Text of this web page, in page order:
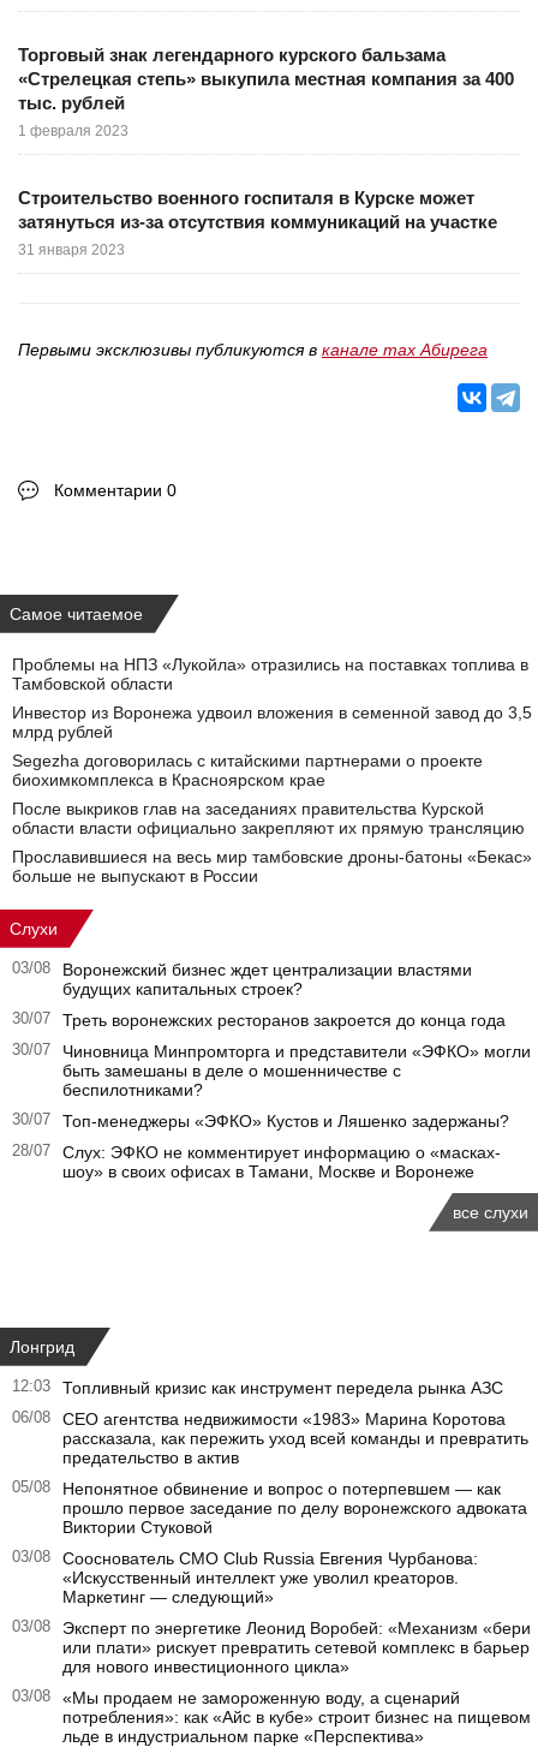
Торговый знак легендарного курского бальзама
«Стрелецкая степь» выкупила местная компания за 400
тыс. рублей
1 февраля 2023
Строительство военного госпиталя в Курске может
затянуться из-за отсутствия коммуникаций на участке
31 января 2023
Первыми эксклюзивы публикуются в канале max Абирега
Комментарии 0
Самое читаемое
Проблемы на НПЗ «Лукойла» отразились на поставках топлива в
Тамбовской области
Инвестор из Воронежа удвоил вложения в семенной завод до 3,5
млрд рублей
Segezha договорилась с китайскими партнерами о проекте
биохимкомплекса в Красноярском крае
После выкриков глав на заседаниях правительства Курской
области власти официально закрепляют их прямую трансляцию
Прославившиеся на весь мир тамбовские дроны-батоны «Бекас»
больше не выпускают в России
Слухи
03/08
Воронежский бизнес ждет централизации властями
будущих капитальных строек?
30/07 Треть воронежских ресторанов закроется до конца года
30/07
Чиновница Минпромторга и представители «ЭФКО» могли
быть замешаны в деле о мошенничестве с
беспилотниками?
30/07 Топ-менеджеры «ЭФКО» Кустов и Ляшенко задержаны?
28/07
Слух: ЭФКО не комментирует информацию о «масках-
шоу» в своих офисах в Тамани, Москве и Воронеже
все слухи
Лонгрид
12:03 Топливный кризис как инструмент передела рынка АЗС
06/08
CEO агентства недвижимости «1983» Марина Коротова
рассказала, как пережить уход всей команды и превратить
предательство в актив
05/08
Непонятное обвинение и вопрос о потерпевшем — как
прошло первое заседание по делу воронежского адвоката
Виктории Стуковой
03/08
Сооснователь CMO Club Russia Евгения Чурбанова:
«Искусственный интеллект уже уволил креаторов.
Маркетинг — следующий»
03/08
Эксперт по энергетике Леонид Воробей: «Механизм «бери
или плати» рискует превратить сетевой комплекс в барьер
для нового инвестиционного цикла»
03/08
«Мы продаем не замороженную воду, а сценарий
потребления»: как «Айс в кубе» строит бизнес на пищевом
льде в индустриальном парке «Перспектива»